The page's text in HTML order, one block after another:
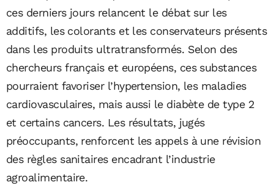
ces derniers jours relancent le débat sur les
additifs, les colorants et les conservateurs présents
dans les produits ultratransformés. Selon des
chercheurs français et européens, ces substances
pourraient favoriser l’hypertension, les maladies
cardiovasculaires, mais aussi le diabète de type 2
et certains cancers. Les résultats, jugés
préoccupants, renforcent les appels à une révision
des règles sanitaires encadrant l’industrie
agroalimentaire.